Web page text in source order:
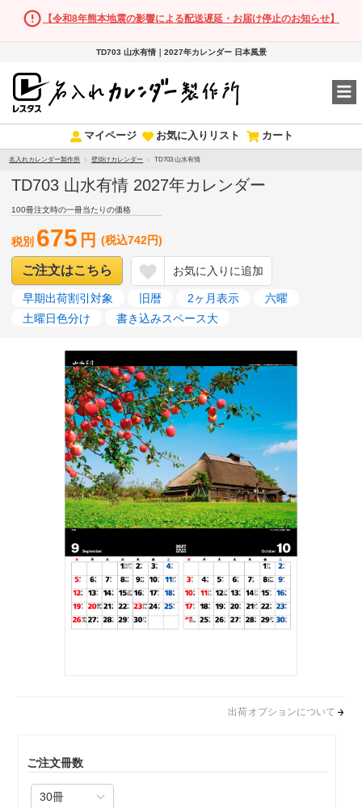
【令和8年熊本地震の影響による配送遅延・お届け停止のお知らせ】
TD703 山水有情｜2027年カレンダー 日本風景
マイページ お気に入りリスト カート
名入れカレンダー製作所 壁掛けカレンダー TD703 山水有情
TD703 山水有情 2027年カレンダー
100冊注文時の一冊当たりの価格
税別 675 円 (税込742円)
ご注文はこちら お気に入りに追加
早期出荷割引対象 旧暦 2ヶ月表示
六曜
土曜日色分け
書き込みスペース大
出荷オプションについて
ご注文冊数